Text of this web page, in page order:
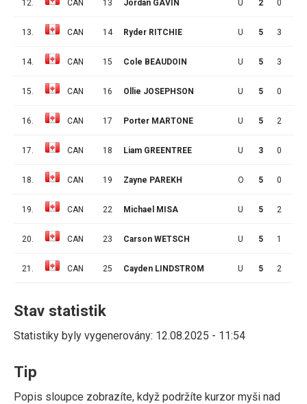
12. CAN 13 Jordan GAVIN U 2 0
13. CAN 14 Ryder RITCHIE U 5 3
14. CAN 15 Cole BEAUDOIN U 5 3
15. CAN 16 Ollie JOSEPHSON U 5 0
16. CAN 17 Porter MARTONE U 5 2
17. CAN 18 Liam GREENTREE U 3 0
18. CAN 19 Zayne PAREKH O 5 0
19. CAN 22 Michael MISA U 5 2
20. CAN 23 Carson WETSCH U 5 1
21. CAN 25 Cayden LINDSTROM U 5 2
Stav statistik
Statistiky byly vygenerovány: 12.08.2025 - 11:54
Tip
Popis sloupce zobrazíte, když podržíte kurzor myši nad